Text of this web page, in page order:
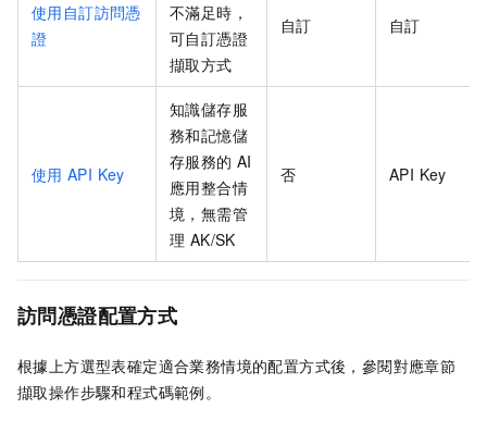
使用自訂訪問憑
證
不滿足時，
可自訂憑證
擷取方式
自訂 自訂
使用 API Key
知識儲存服
務和記憶儲
存服務的 AI
應用整合情
境，無需管
理 AK/SK
否 API Key
訪問憑證配置方式
根據上方選型表確定適合業務情境的配置方式後，參閱對應章節
擷取操作步驟和程式碼範例。